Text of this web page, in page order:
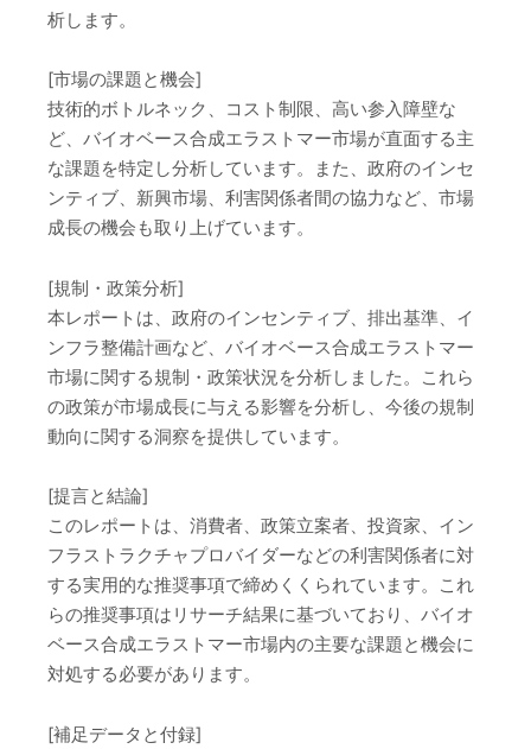
析します。
[市場の課題と機会]
技術的ボトルネック、コスト制限、高い参入障壁な
ど、バイオベース合成エラストマー市場が直面する主
な課題を特定し分析しています。また、政府のインセ
ンティブ、新興市場、利害関係者間の協力など、市場
成長の機会も取り上げています。
[規制・政策分析]
本レポートは、政府のインセンティブ、排出基準、イ
ンフラ整備計画など、バイオベース合成エラストマー
市場に関する規制・政策状況を分析しました。これら
の政策が市場成長に与える影響を分析し、今後の規制
動向に関する洞察を提供しています。
[提言と結論]
このレポートは、消費者、政策立案者、投資家、イン
フラストラクチャプロバイダーなどの利害関係者に対
する実用的な推奨事項で締めくくられています。これ
らの推奨事項はリサーチ結果に基づいており、バイオ
ベース合成エラストマー市場内の主要な課題と機会に
対処する必要があります。
[補足データと付録]